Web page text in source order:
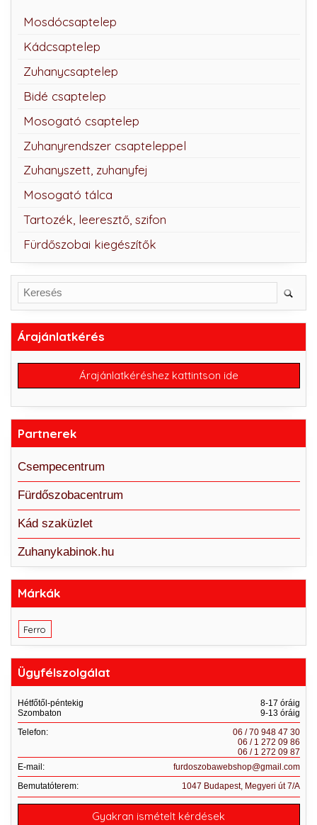
Mosdócsaptelep
Kádcsaptelep
Zuhanycsaptelep
Bidé csaptelep
Mosogató csaptelep
Zuhanyrendszer csapteleppel
Zuhanyszett, zuhanyfej
Mosogató tálca
Tartozék, leeresztő, szifon
Fürdőszobai kiegészítők
Árajánlatkérés
Árajánlatkéréshez kattintson ide
Partnerek
Csempecentrum
Fürdőszobacentrum
Kád szaküzlet
Zuhanykabinok.hu
Márkák
Ferro
Ügyfélszolgálat
Hétfőtől-péntekig
8-17 óráig
Szombaton
9-13 óráig
Telefon:
06 / 70 948 47 30
06 / 1 272 09 86
06 / 1 272 09 87
E-mail:
furdoszobawebshop@gmail.com
Bemutatóterem:
1047 Budapest, Megyeri út 7/A
Gyakran ismételt kérdések